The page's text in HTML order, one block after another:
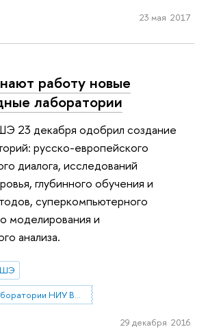
23 мая 2017
работу новые
лаборатории
23 декабря одобрил создание
русско-европейского
диалога, исследований
глубинного обучения и
суперкомпьютерного
моделирования и
анализа.
международные лаборатории НИУ ВШЭ
29 декабря 2016